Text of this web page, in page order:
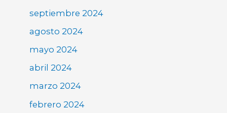
septiembre 2024
agosto 2024
mayo 2024
abril 2024
marzo 2024
febrero 2024